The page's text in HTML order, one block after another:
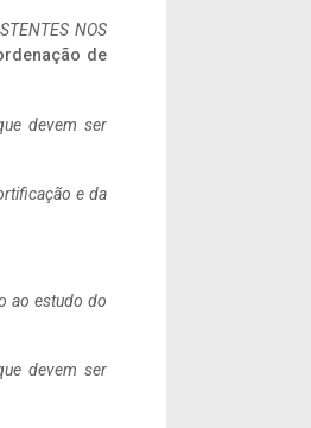
NOS
de
devem ser
e da
ao estudo do
devem ser